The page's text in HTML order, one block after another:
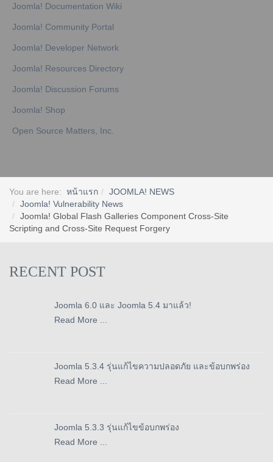
Joomla! Documentation Wiki
Joomla! Community Portal
Joomla! Developer Network
Joomla! Resources Directory
Joomla! Discussion Forums
Joomla! Shop
Open Source Matters, Inc.
You are here: หน้าแรก
JOOMLA! NEWS
Joomla! Vulnerability News
Joomla! Global Flash Galleries Component Cross-Site
Scripting and Cross-Site Request Forgery
RECENT POST
Joomla 6.0 และ Joomla 5.4 มาแล้ว!
Read More ...
Joomla 5.3.4 รุ่นแก้ไขความปลอดภัย และข้อบกพร่อง
Read More ...
Joomla 5.3.3 รุ่นแก้ไขข้อบกพร่อง
Read More ...